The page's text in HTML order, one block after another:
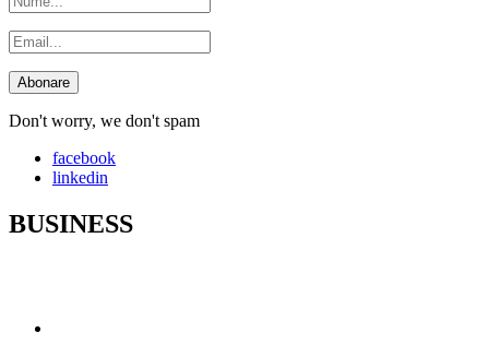
Don't worry, we don't spam
facebook
linkedin
BUSINESS